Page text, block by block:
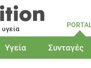
Υγεία Συνταγές